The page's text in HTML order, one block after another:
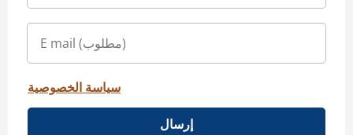
سياسة الخصوصية
إرسال